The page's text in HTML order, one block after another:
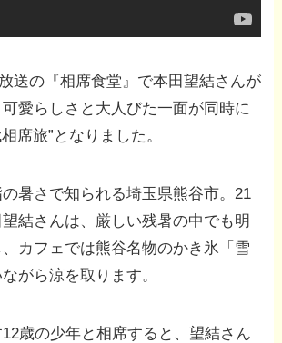
送の『相席食堂』で本田望結さんが
愛らしさと大人びた一面が同時に
席旅”となりました。
暑さで知られる埼玉県熊谷市。21
結さんは、厳しい残暑の中でも明
カフェでは熊谷名物のかき氷「雪
がら涼を取ります。
歳の少年と相席すると、望結さん